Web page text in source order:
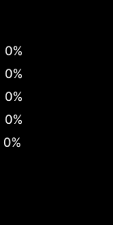
0%
0%
0%
0%
0%